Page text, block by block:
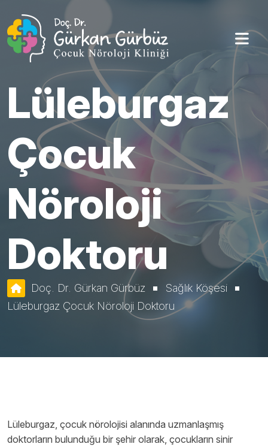
Lüleburgaz
Çocuk
Nöroloji
Doktoru
Doç. Dr. Gürkan Gürbüz
Sağlık Köşesi
Lüleburgaz Çocuk Nöroloji Doktoru
Lüleburgaz, çocuk nörolojisi alanında uzmanlaşmış
doktorların bulunduğu bir şehir olarak, çocukların sinir